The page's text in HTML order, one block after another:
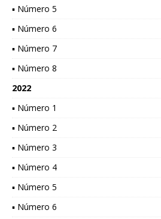
▪ Número 5
▪ Número 6
▪ Número 7
▪ Número 8
2022
▪ Número 1
▪ Número 2
▪ Número 3
▪ Número 4
▪ Número 5
▪ Número 6